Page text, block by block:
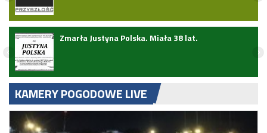
Zmarła Justyna Polska. Miała 38 lat.
KAMERY POGODOWE LIVE